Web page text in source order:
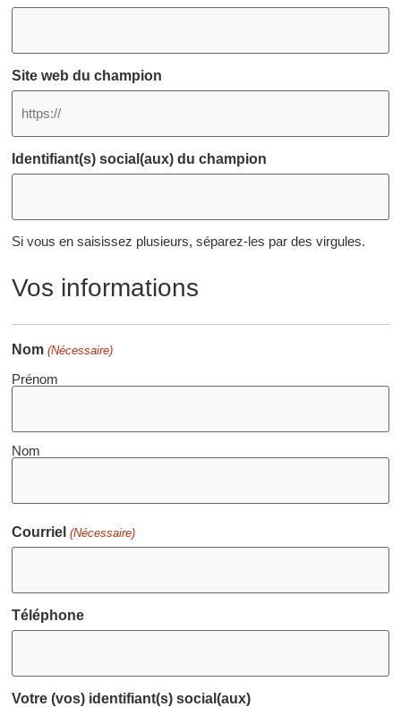
Site web du champion
Identifiant(s) social(aux) du champion
Si vous en saisissez plusieurs, séparez-les par des virgules.
Vos informations
Nom (Nécessaire)
Prénom
Nom
Courriel (Nécessaire)
Téléphone
Votre (vos) identifiant(s) social(aux)